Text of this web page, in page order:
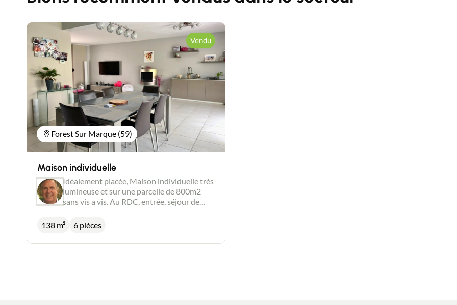
Forest Sur Marque (59)
Vendu
Maison individuelle
Idéalement placée, Maison individuelle très
lumineuse et sur une parcelle de 800m2
sans vis a vis. Au RDC, entrée, séjour de
A l'étage, 4chambres parquetées dont une
grande de 16m2,une salle de bain avec
douche et baignoire et un toilette
138 m² 6 pièces